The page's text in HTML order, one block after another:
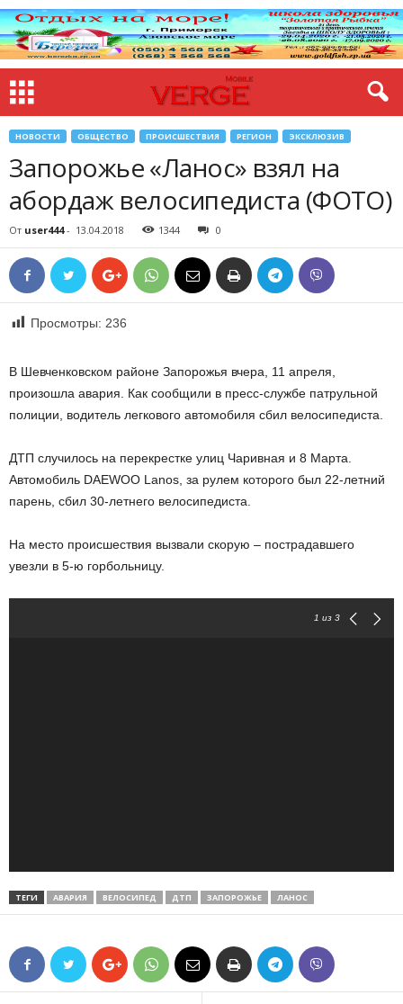
НОВОСТИ ОБЩЕСТВО ПРОИСШЕСТВИЯ РЕГИОН ЭКСКЛЮЗИВ
Запорожье «Ланос» взял на
абордаж велосипедиста (ФОТО)
От user444- 13.04.2018 1344 0
Просмотры: 236
В Шевченковском районе Запорожья вчера, 11 апреля,
произошла авария. Как сообщили в пресс-службе патрульной
полиции, водитель легкового автомобиля сбил велосипедиста.
ДТП случилось на перекрестке улиц Чаривная и 8 Марта.
Автомобиль DAEWOO Lanos, за рулем которого был 22-летний
парень, сбил 30-летнего велосипедиста.
На место происшествия вызвали скорую – пострадавшего
увезли в 5-ю горбольницу.
1 из 3
ТЕГИ АВАРИЯ ВЕЛОСИПЕД ДТП ЗАПОРОЖЬЕ ЛАНОС